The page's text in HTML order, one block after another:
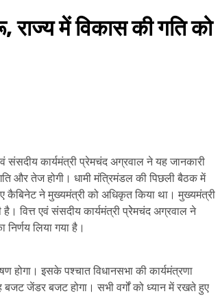
में विकास की गति को
संसदीय कार्यमंत्री प्रेमचंद अग्रवाल ने यह जानकारी
और तेज होगी। धामी मंत्रिमंडल की पिछली बैठक में
कैबिनेट ने मुख्यमंत्री को अधिकृत किया था। मुख्यमंत्री
वित्त एवं संसदीय कार्यमंत्री प्रेेमचंद अग्रवाल ने
लिया गया है।
होगा। इसके पश्चात विधानसभा की कार्यमंत्रणा
जेंडर बजट होगा। सभी वर्गों को ध्यान में रखते हुए